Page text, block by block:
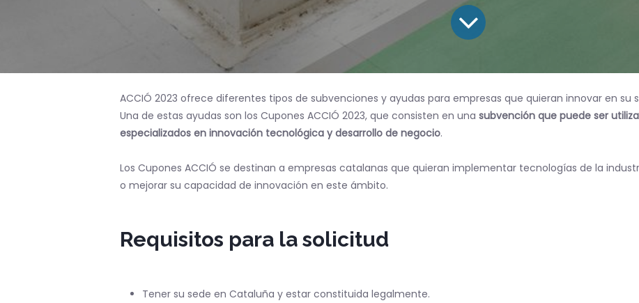
ACCIÓ 2023 ofrece diferentes tipos de subvenciones y ayudas para empresas que quieran innovar en su
Una de estas ayudas son los Cupones ACCIÓ 2023, que consisten en una subvención que puede ser
especializados en innovación tecnológica y desarrollo de negocio.
Los Cupones ACCIÓ se destinan a empresas catalanas que quieran implementar tecnologías de la
o mejorar su capacidad de innovación en este ámbito.
Requisitos para la solicitud
Tener su sede en Cataluña y estar constituida legalmente.